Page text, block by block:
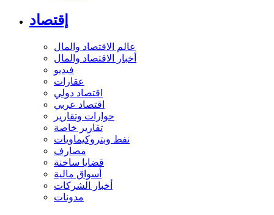
إقتصاد
عالم الاقتصاد والمال
أخبار الاقتصاد والمال
فيديو
عقارات
اقتصاد دولي
اقتصاد عربي
حوارات وتقارير
تقارير خاصة
نفط وبتروكيماويات
مصارف
قضايا ساخنة
أسواق مالية
أخبار الشركات
مدونات